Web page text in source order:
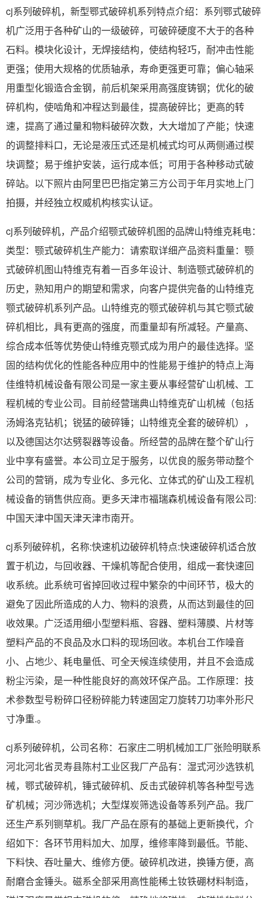
cj系列破碎机，新型鄂式破碎机系列特点介绍：系列鄂式破碎
机广泛用于各种矿山的一级破碎，可破碎硬度不大于的各种
石料。模块化设计，无焊接结构，使结构轻巧，耐冲击性能
更强；使用大规格的优质轴承，寿命更强更可靠；偏心轴采
用重型化锻造合金钢，前后机架采用高强度铸钢；优化的破
碎机构，使啮角和冲程达到最佳，提高破碎比；更高的转
速，提高了通过量和物料破碎次数，大大增加了产能；快速
的调整排料口，无论是液压式还是机械式均可从两侧通过楔
块调整；易于维护安装，运行成本低；可用于各种移动式破
碎站。以下照片由阿里巴巴指定第三方公司于年月实地上门
拍摄，并经独立权威机构核实认证。
cj系列破碎机，产品介绍颚式破碎机图的品牌山特维克耗电：
类型：颚式破碎机生产能力：请索取详细产品资料重量：颚
式破碎机图山特维克有着一百多年设计、制造颚式破碎机的
历史，熟知用户的期望和需求，向客户提供完备的山特维克
颚式破碎机系列产品。山特维克的颚式破碎机与其它颚式破
碎机相比，具有更高的强度，而重量却有所减轻。产量高、
综合成本低等优势使山特维克颚式成为用户的最佳选择。坚
固的结构优化的性能各种应用中的性能易于维护的特点上海
佳维特机械设备有限公司是一家主要从事经营矿山机械、工
程机械的专业公司。目前经营瑞典山特维克矿山机械（包括
汤姆洛克钻机；锐猛的破碎锤；山特维克全套的破碎机），
以及德国达尔达劈裂器等设备。所经营的品牌在整个矿山行
业中享有盛誉。本公司立足于服务，以优良的服务带动整个
公司的营销，成为专业化、多元化、立体式的矿山及工程机
械设备的销售供应商。更多天津市福瑞森机械设备有限公司:
中国天津中国天津天津市南开。
cj系列破碎机，名称:快速机边破碎机特点:快速破碎机适合放
置于机边，与回收器、干燥机等配合使用，组成一套快速回
收系统。此系统可省掉回收过程中繁杂的中间环节，极大的
避免了因此所造成的人力、物料的浪费，从而达到最佳的回
收效果。广泛适用细小型塑料瓶、容器、塑料薄膜、片材等
塑料产品的不良品及水口料的现场回收。本机台工作噪音
小、占地少、耗电量低、可全天候连续使用，并且不会造成
粉尘污染，是一种性能良好的高效环保产品。工作原理：技
术参数型号粉碎口径粉碎能力转速固定刀旋转刀功率外形尺
寸净重.。
cj系列破碎机，公司名称：石家庄二明机械加工厂张险明联系
河北河北省灵寿县陈村工业区我厂产品有：湿式河沙选铁机
械，鄂式破碎机，锤式破碎机、反击式破碎机等各种型号选
矿机械；河沙筛选机；大型煤炭筛选设备等系列产品。我厂
还生产系列铡草机。我厂产品在原有的基础上更新换代，介
绍如下：各环节用料加大、加厚，维修率降到最低。节能、
下料快、吞吐量大、维修方便。破碎机改进，换锤方便，高
耐磨合金锤头。磁系全部采用高性能稀土钕铁硼材料制造，